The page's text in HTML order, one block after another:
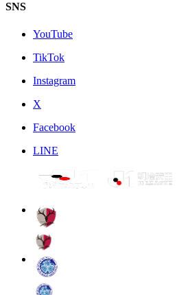
SNS
YouTube
TikTok
Instagram
X
Facebook
LINE